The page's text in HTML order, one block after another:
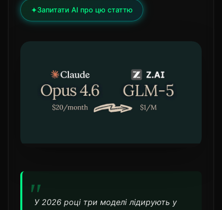
✦Запитати AI про цю статтю
У 2026 році три моделі лідирують у